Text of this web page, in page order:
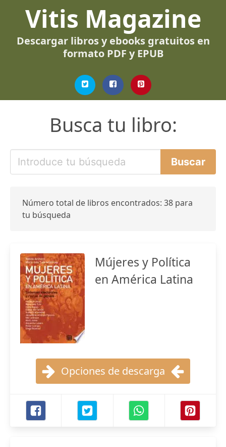
Vitis Magazine
Descargar libros y ebooks gratuitos en
formato PDF y EPUB
Busca tu libro:
Número total de libros encontrados: 38 para
tu búsqueda
Mújeres y Política
en América Latina
Opciones de descarga